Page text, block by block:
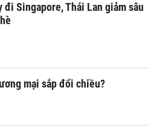
đi Singapore, Thái Lan giảm sâu
mại sắp đổi chiều?